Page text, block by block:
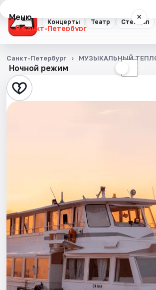
Концерты Театр Стендап
Меню ×
Санкт-Петербург
Концерты
Театр
Стендап
События
Города
Площадки
Ночной режим ☾
Санкт-Петербург МУЗЫКАЛЬНЫЙ